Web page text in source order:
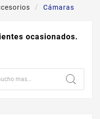
Cámaras
ocasionados.